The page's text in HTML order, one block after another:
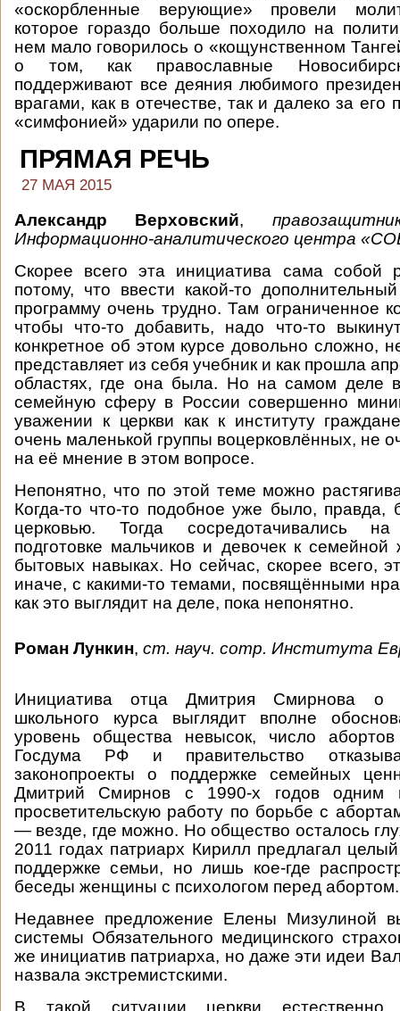
«оскорбленные верующие» провели
которое гораздо больше походило на
нем мало говорилось о «кощунственном
о том, как православные
поддерживают все деяния любимого
врагами, как в отечестве, так и далеко за его
«симфонией» ударили по опере.
ПРЯМАЯ РЕЧЬ
27 МАЯ 2015
Александр Верховский,
Информационно-аналитического центра
Скорее всего эта инициатива сама собой
потому, что ввести какой-то
программу очень трудно. Там ограниченное
чтобы что-то добавить, надо что-то
конкретное об этом курсе довольно сложно,
представляет из себя учебник и как прошла
областях, где она была. Но на самом деле
семейную сферу в России совершенно
уважении к церкви как к институту
очень маленькой группы воцерковлённых, не
на её мнение в этом вопросе.
Непонятно, что по этой теме можно
Когда-то что-то подобное уже было, правда,
церковью. Тогда сосредотачивались на
подготовке мальчиков и девочек к
бытовых навыках. Но сейчас, скорее всего,
иначе, с какими-то темами, посвящёнными
как это выглядит на деле, пока непонятно.
Роман Лункин, ст. науч. сотр. Института
Инициатива отца Дмитрия Смирнова о
школьного курса выглядит вполне
уровень общества невысок, число
Госдума РФ и правительство
законопроекты о поддержке семейных
Дмитрий Смирнов с 1990-х годов одним
просветительскую работу по борьбе с
— везде, где можно. Но общество осталось
2011 годах патриарх Кирилл предлагал
поддержке семьи, но лишь кое-где
беседы женщины с психологом перед абортом.
Недавнее предложение Елены Мизулиной
системы Обязательного медицинского
же инициатив патриарха, но даже эти идеи
назвала экстремистскими.
В такой ситуации церкви естественно